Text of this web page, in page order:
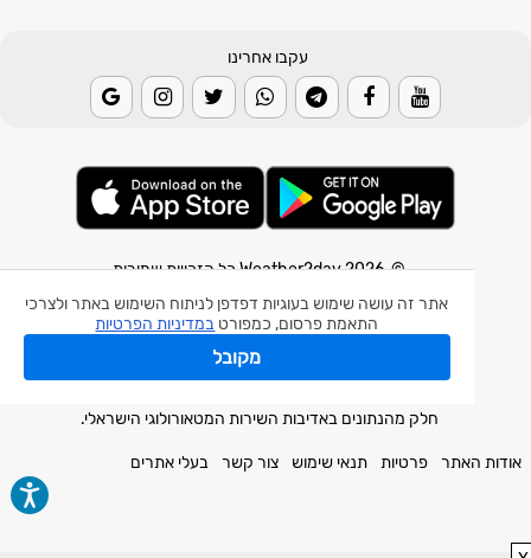
אתר זה עושה שימוש בעוגיות דפדפן לניתוח השימוש באתר ולצרכי
התאמת פרסום, כמפורט במדיניות הפרטיות
מקובל
עקבו אחרינו
© 2026 Weather2day כל הזכויות שמורות
אפליקצית מזג אוויר
אפליקצית מכ"ם גשם
חלק מהנתונים באדיבות השירות המטאורולוגי הישראלי.
אודות האתר פרטיות תנאי שימוש צור קשר בעלי אתרים